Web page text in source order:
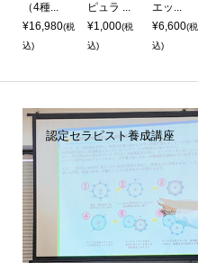
（4種...
¥16,980(税
込)
ピュラ ...
¥1,000(税
込)
エッ...
¥6,600(税
込)
認定セラピスト養成講座